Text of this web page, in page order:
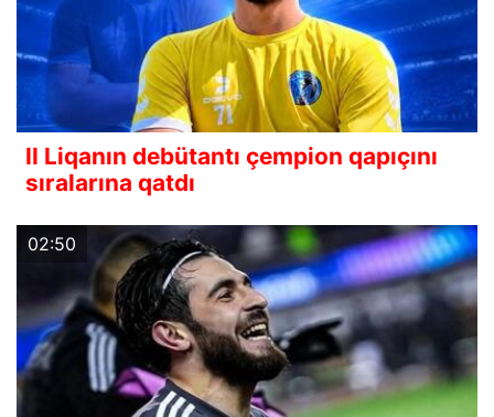
II Liqanın debütantı çempion qapıçını
sıralarına qatdı
02:50